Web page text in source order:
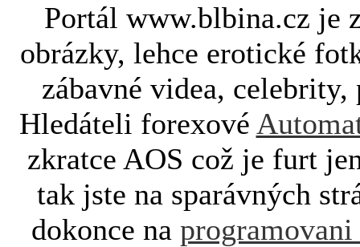
Portál www.blbina.cz je
obrázky, lehce erotické
zábavné videa,
Hledáteli forexové
zkratce AOS což je furt
tak jste na sparávných
dokonce na programovani